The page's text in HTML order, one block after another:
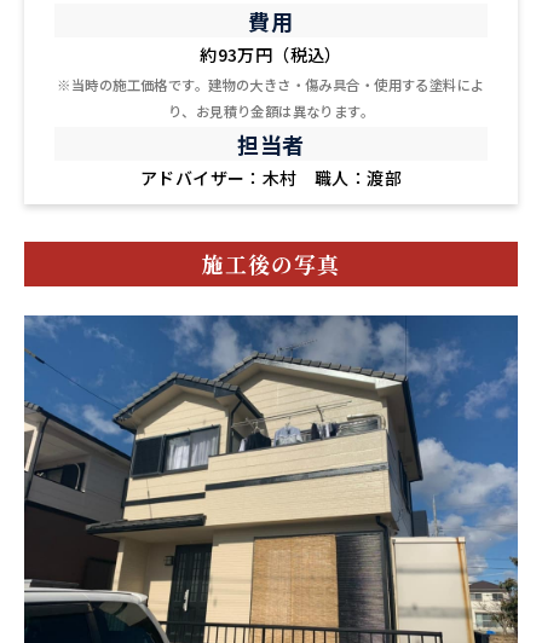
費用
約93万円（税込）
※当時の施工価格です。建物の大きさ・傷み具合・使用する塗料によ
り、お見積り金額は異なります。
担当者
アドバイザー：木村 職人：渡部
施工後の写真